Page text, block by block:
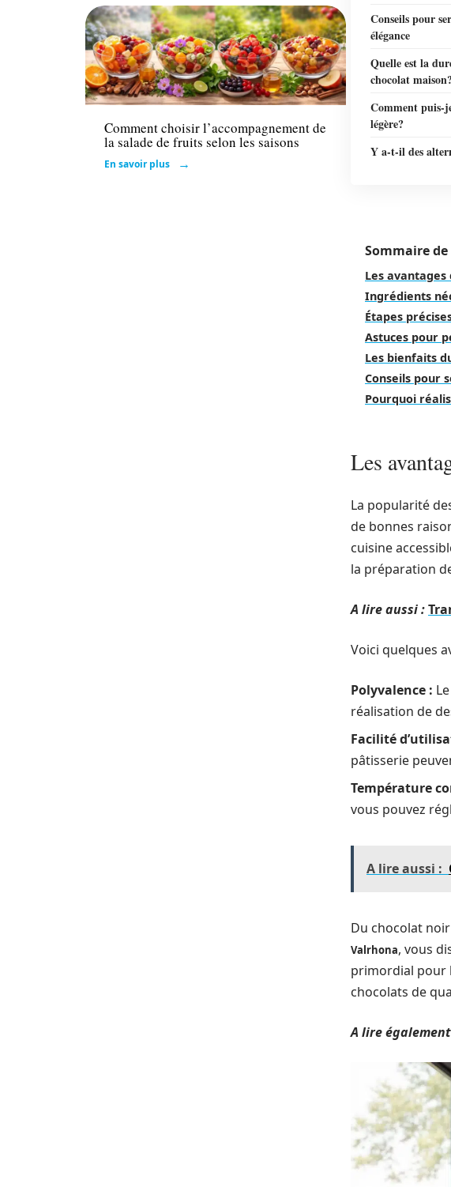
Actu
Comment choisir l’accompagnement de
la salade de fruits selon les saisons
En savoir plus
Conseils pour
élégance
Quelle est la
chocolat
Comment puis-
légère?
Y a-t-il des
Sommaire
Les
Ingrédients
Étapes
Astuces pour
Les bienfaits
Conseils pour
Pourquoi
Les
La popularité
de bonnes
cuisine
la préparation
A lire aussi :
Voici quelques
Polyvalence :
réalisation de
Facilité
pâtisserie
Température
vous pouvez
A lire aussi :
Du chocolat
Valrhona, vous
primordial pour
chocolats de
A lire